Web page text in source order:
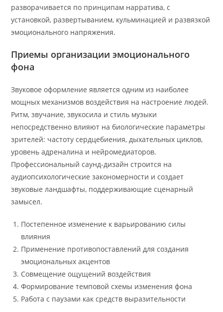
разворачивается по принципам нарратива, с
установкой, развертыванием, кульминацией и развязкой
эмоционального напряжения.
Приемы организации эмоционального
фона
Звуковое оформление является одним из наиболее
мощных механизмов воздействия на настроение людей.
Ритм, звучание, звукосила и стиль музыки
непосредственно влияют на биологические параметры
зрителей: частоту сердцебиения, дыхательных циклов,
уровень адреналина и нейромедиаторов.
Профессиональный саунд-дизайн строится на
аудиопсихологические закономерности и создает
звуковые ландшафты, поддерживающие сценарный
замысел.
Постепенное изменение к варьированию силы
влияния
Применение противопоставлений для создания
эмоциональных акцентов
Совмещение ощущений воздействия
Формирование темповой схемы изменения фона
Работа с паузами как средств выразительности